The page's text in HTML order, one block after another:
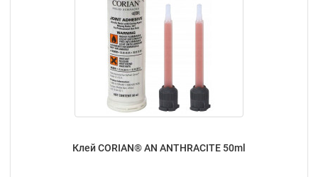
Клей CORIAN® AN ANTHRACITE 50ml